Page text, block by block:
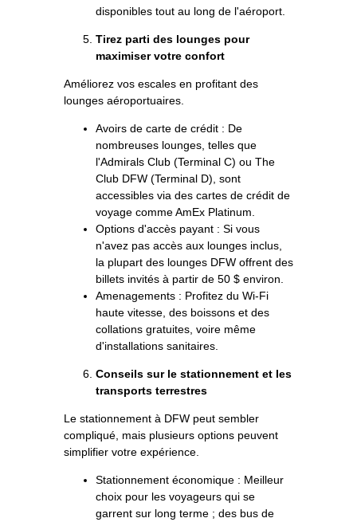
disponibles tout au long de l'aéroport.
Tirez parti des lounges pour
maximiser votre confort
Améliorez vos escales en profitant des
lounges aéroportuaires.
Avoirs de carte de crédit : De
nombreuses lounges, telles que
l'Admirals Club (Terminal C) ou The
Club DFW (Terminal D), sont
accessibles via des cartes de crédit de
voyage comme AmEx Platinum.
Options d'accès payant : Si vous
n'avez pas accès aux lounges inclus,
la plupart des lounges DFW offrent des
billets invités à partir de 50 $ environ.
Amenagements : Profitez du Wi-Fi
haute vitesse, des boissons et des
collations gratuites, voire même
d'installations sanitaires.
Conseils sur le stationnement et les
transports terrestres
Le stationnement à DFW peut sembler
compliqué, mais plusieurs options peuvent
simplifier votre expérience.
Stationnement économique : Meilleur
choix pour les voyageurs qui se
garrent sur long terme ; des bus de